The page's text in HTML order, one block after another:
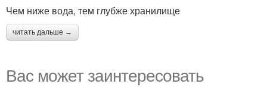
Чем ниже вода, тем глубже хранилище
читать дальше →
Вас может заинтересовать